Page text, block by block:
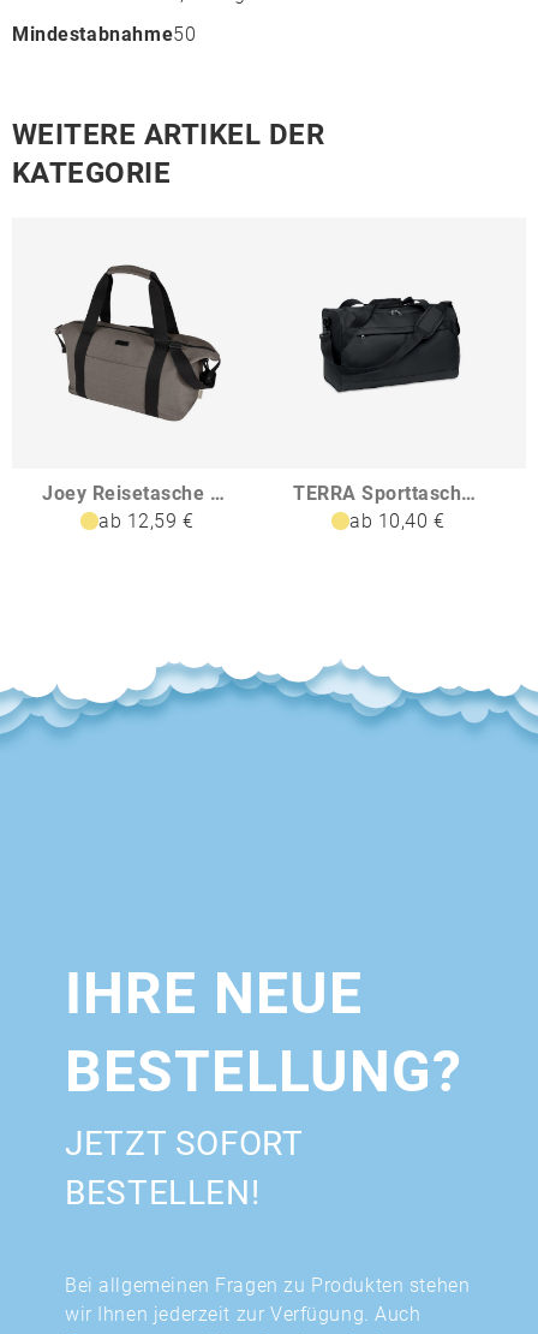
Mindestabnahme50
WEITERE ARTIKEL DER
KATEGORIE
Joey Reisetasche aus GRS recyceltem Canvas 25 L
ab 12,59 €
TERRA Sporttasche 600D RPET
ab 10,40 €
IHRE NEUE
BESTELLUNG?
JETZT SOFORT
BESTELLEN!
Bei allgemeinen Fragen zu Produkten stehen
wir Ihnen jederzeit zur Verfügung. Auch